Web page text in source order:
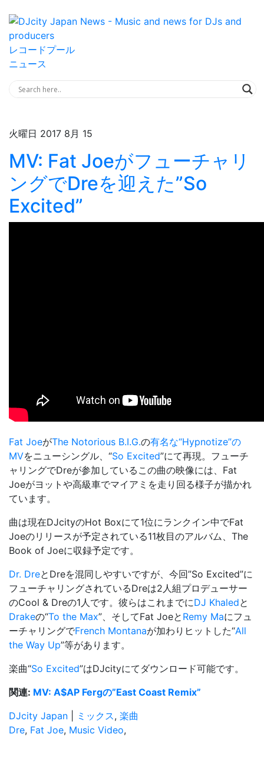
レコードプール
ニュース
火曜日 2017 8月 15
MV: Fat Joeがフューチャリ
ングでDreを迎えた”So
Excited”
Fat JoeがThe Notorious B.I.G.の有名な“Hypnotize”の
MVをニューシングル、“So Excited”にて再現。フューチ
ャリングでDreが参加しているこの曲の映像には、Fat
Joeがヨットや高級車でマイアミを走り回る様子が描かれ
ています。
曲は現在DJcityのHot Boxにて1位にランクイン中でFat
Joeのリリースが予定されている11枚目のアルバム、 The
Book of Joeに収録予定です。
Dr. DreとDreを混同しやすいですが、今回”So Excited”に
フューチャリングされているDreは2人組プロデューサー
のCool & Dreの1人です。彼らはこれまでにDJ Khaledと
Drakeの“To the Max”、そしてFat Joeと Remy Maにフュ
ーチャリングでFrench Montanaが加わりヒットした“All
the Way Up”等があります。
楽曲“So Excited”はDJcityにてダウンロード可能です。
関連: MV: A$AP Fergの”East Coast Remix”
DJcity Japan
ミックス, 楽曲
Dre, Fat Joe, Music Video,